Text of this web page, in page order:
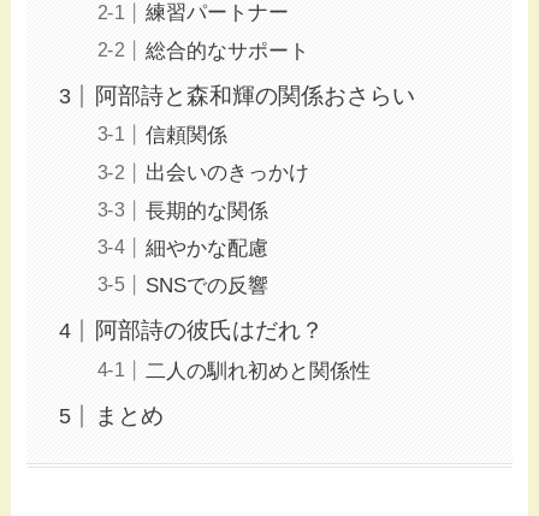
練習パートナー
総合的なサポート
阿部詩と森和輝の関係おさらい
信頼関係
出会いのきっかけ
長期的な関係
細やかな配慮
SNSでの反響
阿部詩の彼氏はだれ？
二人の馴れ初めと関係性
まとめ